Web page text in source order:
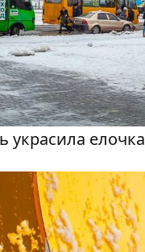
украсила елочка